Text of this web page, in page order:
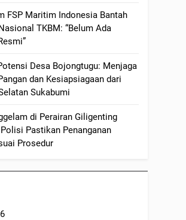
FSP Maritim Indonesia Bantah
TKBM: “Belum Ada
Desa Bojongtugu: Menjaga
dan Kesiapsiagaan dari
Sukabumi
di Perairan Giligenting
Pastikan Penanganan
Prosedur